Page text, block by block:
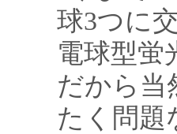
球3つに
電球型蛍
だから当
たく問題